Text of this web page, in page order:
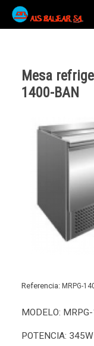
Mesa
1400-BAN
Referencia: MRPG-
MODELO:
POTENCIA: 345W